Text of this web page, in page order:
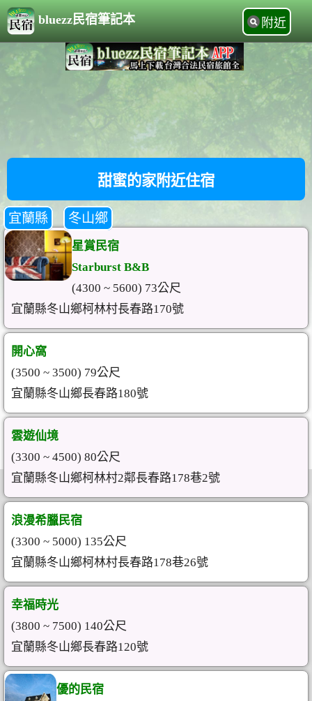
bluezz民宿筆記本 附近
甜蜜的家附近住宿
宜蘭縣 冬山鄉
星賞民宿
Starburst B&B
(4300 ~ 5600) 73公尺
宜蘭縣冬山鄉柯林村長春路170號
開心窩
(3500 ~ 3500) 79公尺
宜蘭縣冬山鄉長春路180號
雲遊仙境
(3300 ~ 4500) 80公尺
宜蘭縣冬山鄉柯林村2鄰長春路178巷2號
浪漫希臘民宿
(3300 ~ 5000) 135公尺
宜蘭縣冬山鄉柯林村長春路178巷26號
幸福時光
(3800 ~ 7500) 140公尺
宜蘭縣冬山鄉長春路120號
優的民宿